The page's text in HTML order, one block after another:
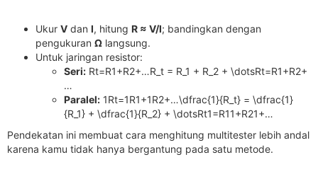
Ukur V dan I, hitung R ≈ V/I; bandingkan dengan
pengukuran Ω langsung.
Untuk jaringan resistor:
Seri: Rt=R1+R2+…R_t = R_1 + R_2 + \dotsRt​=R1​+R2​+
…
Paralel: 1Rt=1R1+1R2+…\dfrac{1}{R_t} = \dfrac{1}
{R_1} + \dfrac{1}{R_2} + \dotsRt​1​=R1​1​+R2​1​+…
Pendekatan ini membuat cara menghitung multitester lebih andal
karena kamu tidak hanya bergantung pada satu metode.